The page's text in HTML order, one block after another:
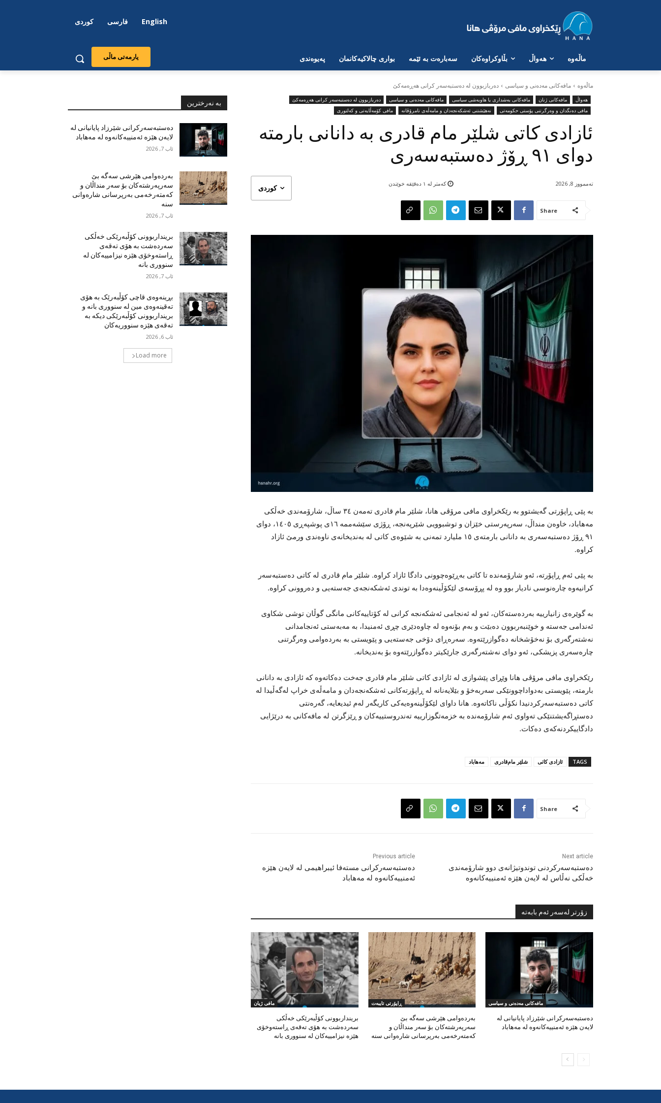
English فارسی کوردی
یارمەتی ماڵی ماڵەوە هەواڵ بڵاوکراوەکان سەبارەت بە ئێمە بواری چالاکیەکانمان پەیوەندی
ماڵه‌وه‌ مافەکانی مەدەنی و سیاسی دەربازبوون لە دەستبەسەر کرانی هەڕەمەکێ
هەواڵ مافەکانی ژنان مافەکانی بەشداری یا هاوبەشی سیاسی مافەکانی مەدەنی و سیاسی
دەربازبوون لە دەستبەسەر کرانی هەڕەمەکێ
مافی دەنگدان و وەرگرتنی پۆستی حکومەتی
نەهێشتنی ئەشکەنجەدان و مامەڵەی نامرۆڤانە مافی کۆمەڵایەتی و کەلتوری
ئازادی کاتی شلێر مام قادری بە دانانی بارمتە
دوای ٩١ ڕۆژ دەستبەسەری
کوردی کەمتر لە ١ دەقێقە خوێندن تەممووز 8, 2026
Share
بە پێی ڕاپۆرتی گەیشتوو بە رێکخراوی مافی مرۆڤی هانا، شلێر مام قادری تەمەن ٣٤ ساڵ، شارۆمەندی خەڵکی
مەهاباد، خاوەن منداڵ، سەرپەرستی خێزان و توشبوویی شێرپەنجە، ڕۆژی سێشەممە ١٦ی پوشپەڕی ١٤٠٥، دوای
٩١ ڕۆژ دەستبەسەری بە دانانی بارمتەی ١٥ ملیارد تمەنی بە شێوەی کاتی لە بەندیخانەی ناوەندی ورمێ ئازاد
کراوە.
بە پێی ئەم ڕاپۆرتە، ئەو شارۆمەندە تا کاتی بەڕێوەچوونی دادگا ئازاد کراوە. شلێر مام قادری لە کاتی دەستبەسەر
کرانیەوە چارەنوسی نادیار بوو وە لە پڕۆسەی لێکۆڵینەوەدا بە توندی ئەشکەنجەی جەستەیی و دەروونی کراوە.
بە گوێرەی زانیارییە بەردەستەکان، ئەو لە ئەنجامی ئەشکەنجە کرانی لە کۆتاییەکانی مانگی گوڵان توشی شکاوی
ئەندامی جەستە و خوێنبەربوون دەبێت و بەم بۆنەوە لە چاوەدێری چڕی ئەمنیدا، بە مەبەستی ئەنجامدانی
نەشتەرگەری بۆ نەخۆشخانە دەگوازرێتەوە. سەرەڕای دۆخی جەستەیی و پێویستی بە بەردەوامی وەرگرتنی
چارەسەری پزیشکی، ئەو دوای نەشتەرگەری جارێکیتر دەگوازرێتەوە بۆ بەندیخانە.
رێکخراوی مافی مرۆڤی هانا وێڕای پێشوازی لە ئازادی کاتی شلێر مام قادری جەخت دەکاتەوە کە ئازادی بە دانانی
بارمتە، پێویستی بەدواداچوونێکی سەربەخۆ و بێلایەنانە لە ڕاپۆرتەکانی ئەشکەنجەدان و مامەڵەی خراپ لەگەڵیدا لە
کاتی دەستبەسەرکردنیدا نکۆڵی ناکاتەوە. هانا داوای لێکۆڵینەوەیەکی کاریگەر لەم ئیدیعایە، گەرەنتی
دەستڕاگەیشتنێکی تەواوی ئەم شارۆمەندە بە خزمەتگوزارییە تەندروستییەکان و ڕێزگرتن لە مافەکانی بە درێژایی
دادگاییکردنەکەی دەکات.
TAGS ئازادی کاتی شلێر مام‌قادری مەهاباد
Share
Previous article
دەستبەسەرکرانی مستەفا ئیبراهیمی لە لایەن هێزە
ئەمنییەکانەوە لە مەهاباد
Next article
دەستبەسەرکردنی توندوتیژانەی دوو شارۆمەندی
خەڵکی نەڵاس لە لایەن هێزە ئەمنییەکانەوە
زۆرتر لەسەر ئەم بابەتە
مافەکانی مەدەنی و سیاسی
دەستبەسەرکرانی شێرزاد پایانیانی لە
لایەن هێزە ئەمنییەکانەوە لە مەهاباد
ڕاپۆرتی تایبەت
بەردەوامی هێرشی سەگە بێ
سەرپەرشتەکان بۆ سەر منداڵان و
کەمتەرخەمی بەرپرسانی شارەوانی سنە
مافی ژیان
برینداربوونی کۆڵبەرێکی خەڵکی
سەردەشت بە هۆی تەقەی ڕاستەوخۆی
هێزە نیزامییەکان لە سنووری بانە
بە نەرخترین
دەستبەسەرکرانی شێرزاد پایانیانی لە
لایەن هێزە ئەمنییەکانەوە لە مەهاباد
ئاب 7, 2026
بەردەوامی هێرشی سەگە بێ
سەرپەرشتەکان بۆ سەر منداڵان و
کەمتەرخەمی بەرپرسانی شارەوانی
سنە
ئاب 7, 2026
برینداربوونی کۆڵبەرێکی خەڵکی
سەردەشت بە هۆی تەقەی
ڕاستەوخۆی هێزە نیزامییەکان لە
سنووری بانە
ئاب 7, 2026
بڕینەوەی قاچی کۆڵبەرێک بە هۆی
تەقینەوەی مین لە سنووری بانە و
برینداربوونی کۆڵبەرێکی دیکە بە
تەقەی هێزە سنووریەکان
ئاب 6, 2026
Load more